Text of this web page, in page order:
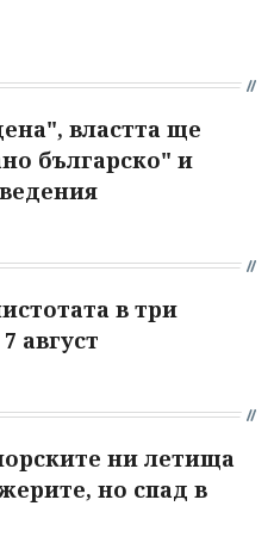
властта ще
българско" и
в три
август
ни летища
но спад в